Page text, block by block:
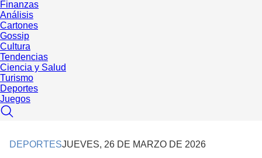
Finanzas
Análisis
Cartones
Gossip
Cultura
Tendencias
Ciencia y Salud
Turismo
Deportes
Juegos
DEPORTESJUEVES, 26 DE MARZO DE 2026